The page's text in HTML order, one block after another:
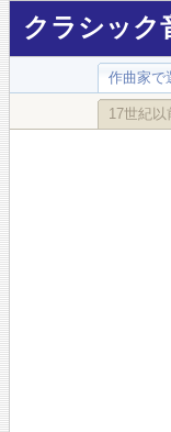
クラシック
作曲家で
17世紀以